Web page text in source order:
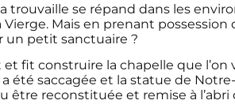
trouvaille se répand dans les
Vierge. Mais en prenant
un petit sanctuaire ?
fit construire la chapelle que l’on
a été saccagée et la statue de
être reconstituée et remise à